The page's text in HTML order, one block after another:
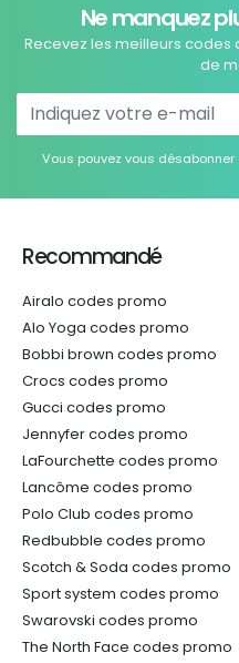
Ne manquez
Recevez les meilleurs codes
de
Vous pouvez vous
Recommandé
Airalo codes promo
Alo Yoga codes promo
Bobbi brown codes promo
Crocs codes promo
Gucci codes promo
Jennyfer codes promo
LaFourchette codes promo
Lancôme codes promo
Polo Club codes promo
Redbubble codes promo
Scotch & Soda codes promo
Sport system codes promo
Swarovski codes promo
The North Face codes promo